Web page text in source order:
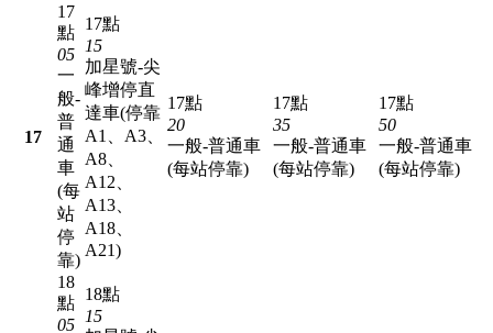
17
17
點
05
一
般-
普
通
車
(每
站
停
靠)
17點
15
加星號-尖
峰增停直
達車(停靠
A1、A3、
A8、
A12、
A13、
A18、
A21)
17點
20
一般-普通車
(每站停靠)
17點
35
一般-普通車
(每站停靠)
17點
50
一般-普通車
(每站停靠)
18
點
05
18點
15